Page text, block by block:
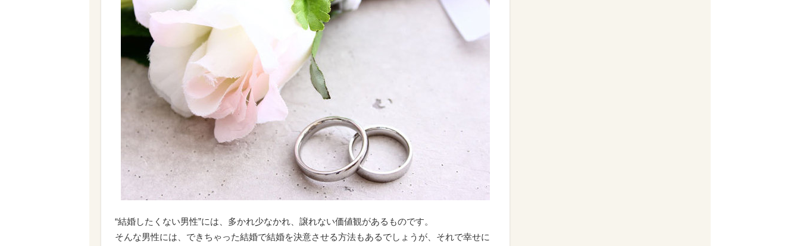
“結婚したくない男性”には、多かれ少なかれ、譲れない価値観があるものです。
そんな男性には、できちゃった結婚で結婚を決意させる方法もあるでしょうが、それで幸せに